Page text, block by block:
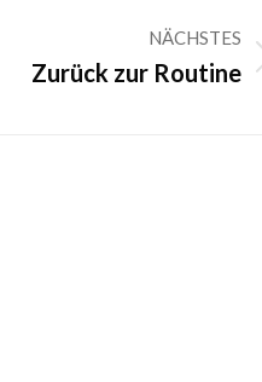
NÄCHSTES
Zurück zur Routine